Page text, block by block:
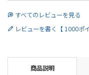
すべてのレビューを見る
レビューを書く【 1000ポ
商品説明